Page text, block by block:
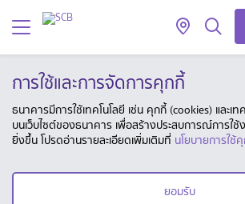
การใช้และการจัดการคุกกี้
ธนาคารมีการใช้เทคโนโลยี เช่น คุกกี้ (cookies) และเ
บนเว็บไซต์ของธนาคาร เพื่อสร้างประสบการณ์การใช้
ยิ่งขึ้น โปรดอ่านรายละเอียดเพิ่มเติมที่ นโยบายการใ
ยอมรับ